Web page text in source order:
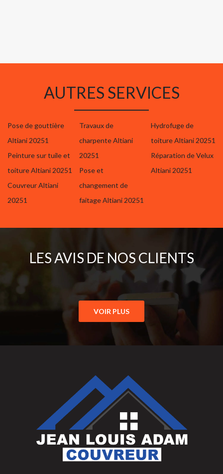
AUTRES SERVICES
Pose de gouttière
Altiani 20251
Peinture sur tuile et
toiture Altiani 20251
Couvreur Altiani
20251
Travaux de
charpente Altiani
20251
Pose et
changement de
faitage Altiani 20251
Hydrofuge de
toiture Altiani 20251
Réparation de Velux
Altiani 20251
LES AVIS DE NOS CLIENTS
VOIR PLUS